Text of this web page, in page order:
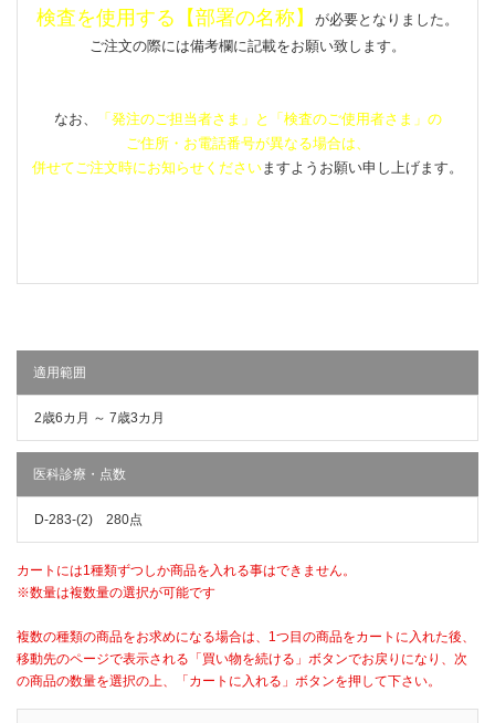
検査を使用する 【部署の名称】
が必要となりました。
ご注文の際には備考欄に記載をお願い致します。
なお、
「発注のご担当者さま」と「検査のご使用者さま」の
ご住所・お電話番号が異なる場合は、
併せてご注文時にお知らせくださいますようお願い申し上げます。
適用範囲
2歳6カ月 ～ 7歳3カ月
医科診療・点数
D-283-(2) 280点
カートには1種類ずつしか商品を入れる事はできません。
※数量は複数量の選択が可能です
複数の種類の商品をお求めになる場合は、1つ目の商品をカートに入れた後、
移動先のページで表示される「買い物を続ける」ボタンでお戻りになり、次
の商品の数量を選択の上、「カートに入れる」ボタンを押して下さい。